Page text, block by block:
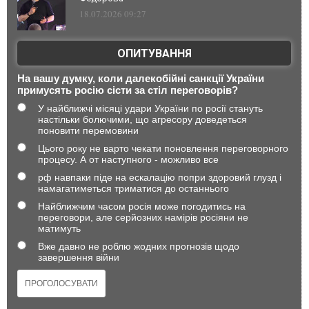
18.07.2026 09:27
ОПИТУВАННЯ
На вашу думку, коли далекобійні санкції України
примусять росію сісти за стіл переговорів?
У найближчі місяці удари України по росії стануть
настільки болючими, що агресору доведеться
поновити перемовини
Цього року не варто чекати поновлення переговорного
процесу. А от наступного - можливо все
рф навпаки піде на ескалацію попри здоровий глузд і
намагатиметься триматися до останнього
Найближчим часом росія може погодитись на
переговори, але серйозних намірів росіяни не
матимуть
Вже давно не роблю жодних прогнозів щодо
завершення війни